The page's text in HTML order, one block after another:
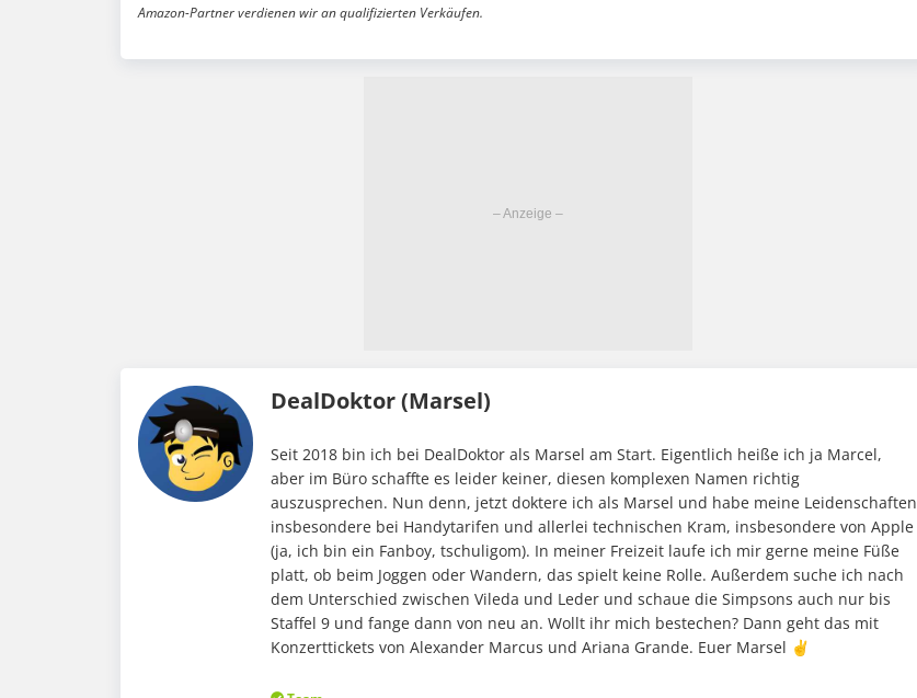
Amazon-Partner verdienen wir an qualifizierten Verkäufen.
DealDoktor (Marsel)
Seit 2018 bin ich bei DealDoktor als Marsel am Start. Eigentlich heiße ich ja Marcel,
aber im Büro schaffte es leider keiner, diesen komplexen Namen richtig
auszusprechen. Nun denn, jetzt doktere ich als Marsel und habe meine Leidenschaften
insbesondere bei Handytarifen und allerlei technischen Kram, insbesondere von Apple
(ja, ich bin ein Fanboy, tschuligom). In meiner Freizeit laufe ich mir gerne meine Füße
platt, ob beim Joggen oder Wandern, das spielt keine Rolle. Außerdem suche ich nach
dem Unterschied zwischen Vileda und Leder und schaue die Simpsons auch nur bis
Staffel 9 und fange dann von neu an. Wollt ihr mich bestechen? Dann geht das mit
Konzerttickets von Alexander Marcus und Ariana Grande. Euer Marsel ✌️